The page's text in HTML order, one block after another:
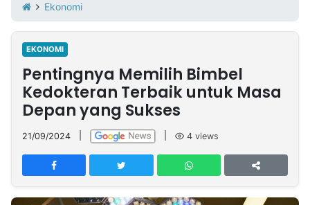
Iklan
Berita
Kami
Nasional
International
Olahraga
Entertainment
Daerah
Pariwisata
Kuliner
Kolom
Network
PT
TREETAN
INDONESIA
Ekonomi
EKONOMI
Pentingnya Memilih Bimbel
Kedokteran Terbaik untuk Masa
Depan yang Sukses
21/09/2024 4 views